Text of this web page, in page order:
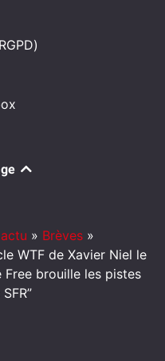
» Brèves »
WTF de Xavier Niel le
brouille les pistes